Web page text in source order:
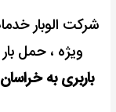
شرکت الوبار
ویژه ، حمل
باربری به